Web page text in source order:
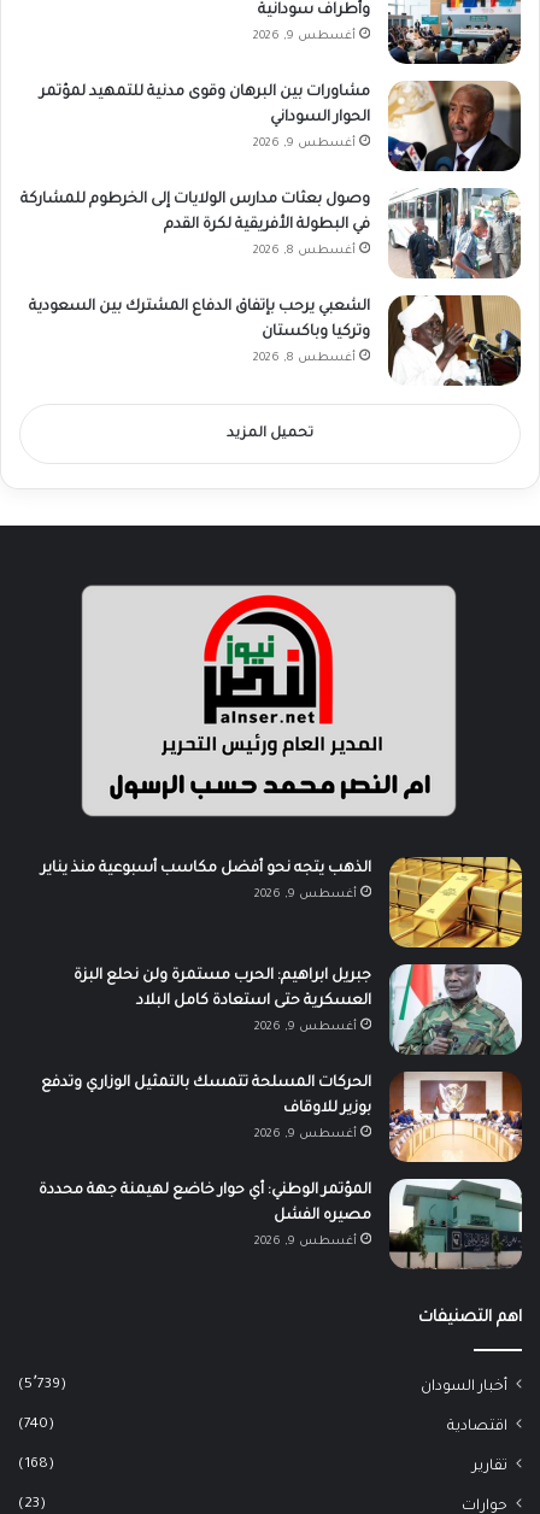
وأطراف سودانية
أغسطس 9, 2026
مشاورات بين البرهان وقوى مدنية للتمهيد لمؤتمر
الحوار السوداني
أغسطس 9, 2026
وصول بعثات مدارس الولايات إلى الخرطوم للمشاركة
في البطولة الأفريقية لكرة القدم
أغسطس 8, 2026
الشعبي يرحب بإتفاق الدفاع المشترك بين السعودية
وتركيا وباكستان
أغسطس 8, 2026
تحميل المزيد
الذهب يتجه نحو أفضل مكاسب أسبوعية منذ يناير
أغسطس 9, 2026
جبريل ابراهيم: الحرب مستمرة ولن نحلع البزة
العسكرية حتى استعادة كامل البلاد
أغسطس 9, 2026
الحركات المسلحة تتمسك بالتمثيل الوزاري وتدفع
بوزير للاوقاف
أغسطس 9, 2026
المؤتمر الوطني: أي حوار خاضع لهيمنة جهة محددة
مصيره الفشل
أغسطس 9, 2026
اهم التصنيفات
أخبار السودان (5٬739)
اقتصادية (740)
تقارير (168)
حوارات (23)